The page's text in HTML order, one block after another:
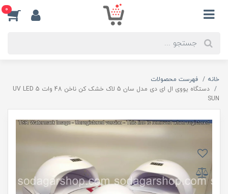
0
خانه
فهرست محصولات
دستگاه یووی ال ای دی مدل سان 5 لاک خشک کن ناخن 48 وات 5 UV LED
SUN